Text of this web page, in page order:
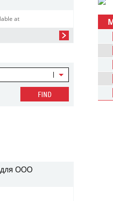
at
FIND
для ООО